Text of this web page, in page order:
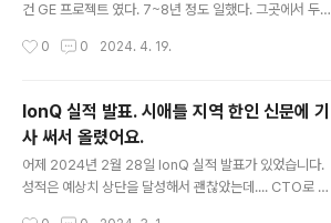
서 가라. 자식이나 아내에 대한 집착은 마치 가지가 무성
라붙지 않도록, 무소의 뿔처럼 혼자서 가라.묶여 있지 않
건 GE 프로젝트 였다. 7~8년 정도 일했다. 그곳에서 두개
GE Transportation. 한국에 있을 때 Six Sigma니 잭
그 안에서 직접 겪으면서 느꼈던 것은 비 인간적이고 단기
성과에 몰두하고 금융의 숫자 놀음으로 실적을 올리는 그
리고 GE의 본 모습인 기술 기업을 버리고 문어발식 사업확
장을 했던 잭웰치의 경영이 GE를 병들게 했고 결국은 이렇
0 0 2024. 4. 19.
IonQ 실적 발표. 시애틀 지역 한인 신문에 기
사 써서 올렸어요.
어제 2024년 2월 28일 IonQ 실적 발표가 있었습니다.
성적은 예상치 상단을 달성해서 괜찮았는데.... CTO로 있